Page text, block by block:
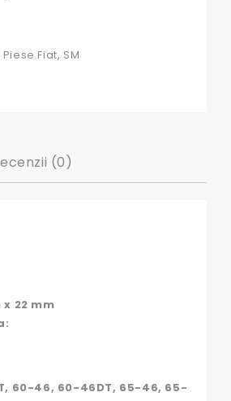
Piese Fiat, SM
(0)
x 22 mm
60-46, 60-46DT, 65-46, 65-